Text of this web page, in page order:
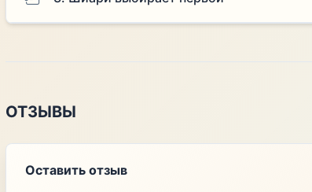
ОТЗЫВЫ
Оставить отзыв